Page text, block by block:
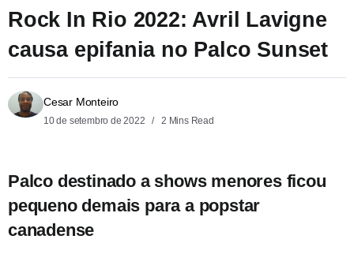
Rock In Rio 2022: Avril Lavigne
causa epifania no Palco Sunset
Cesar Monteiro
10 de setembro de 2022 2 Mins Read
Palco destinado a shows menores ficou
pequeno demais para a popstar
canadense